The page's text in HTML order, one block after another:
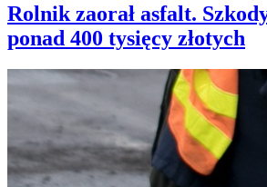
Rolnik zaorał asfalt.
ponad 400 tysięcy złotych